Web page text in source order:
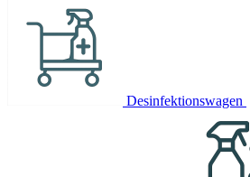
Desinfektionswagen